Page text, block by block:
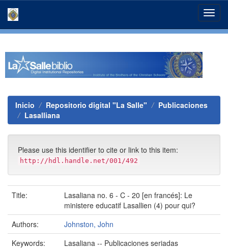
Inicio Repositorio digital "La Salle"
Publicaciones
Lasalliana
Please use this identifier to cite or link to this item:
http://hdl.handle.net/001/492
Title:
Lasaliana no. 6 - C - 20 [en francés]: Le
ministere educatif Lasallien (4) pour qui?
Authors:
Johnston, John
Keywords:
Lasaliana -- Publicaciones seriadas